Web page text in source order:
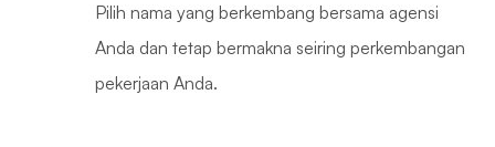
Pilih nama yang berkembang bersama agensi
Anda dan tetap bermakna seiring perkembangan
pekerjaan Anda.